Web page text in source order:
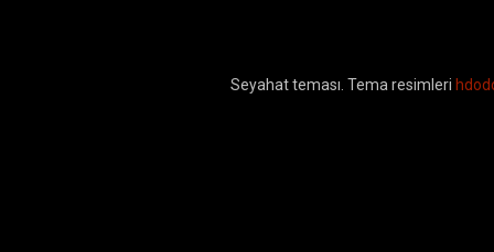
Seyahat teması. Tema resimleri